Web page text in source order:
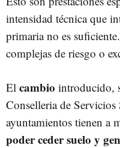
intensidad técnica que
primaria no es suficiente
complejas de riesgo o
El cambio introducido,
Conselleria de Servicios
ayuntamientos tienen a
poder ceder suelo y